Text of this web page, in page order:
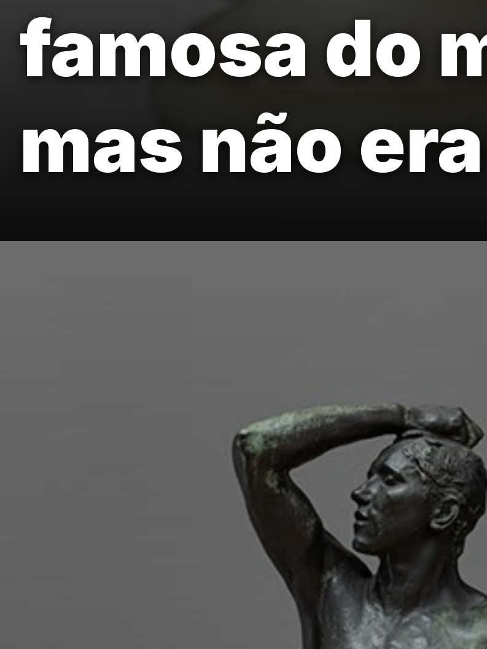
famosa do
mas não